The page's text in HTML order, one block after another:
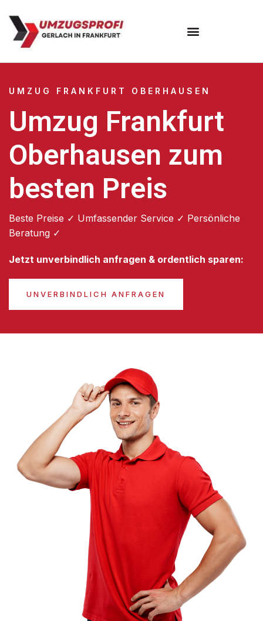
UMZUG FRANKFURT OBERHAUSEN
Umzug Frankfurt
Oberhausen zum
besten Preis
Beste Preise ✓ Umfassender Service ✓ Persönliche
Beratung ✓
Jetzt unverbindlich anfragen & ordentlich sparen:
UNVERBINDLICH ANFRAGEN